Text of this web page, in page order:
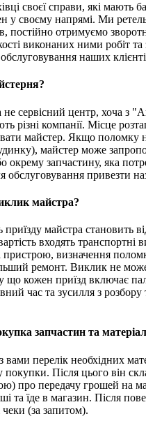
своєї справи, які мають
у своєму напрямі. Ми
постійно отримуємо
виконаних ними робіт та
наших
сервісний центр, хоча з
різні компанії. Місце
майстер. Якщо поломку
майстер може
окрему запчастину, яка
обслуговування привезти
майстра?
приїзду майстра становить
входять транспортні
пристрою, визначення
ремонт. Виклик не
що кожен приїзд включає
час та зусилля з розбору
запчастин та
перелік необхідних
покупки. Після цього він
про передачу грошей на
та їде в магазин. Після
чеки (за запитом).